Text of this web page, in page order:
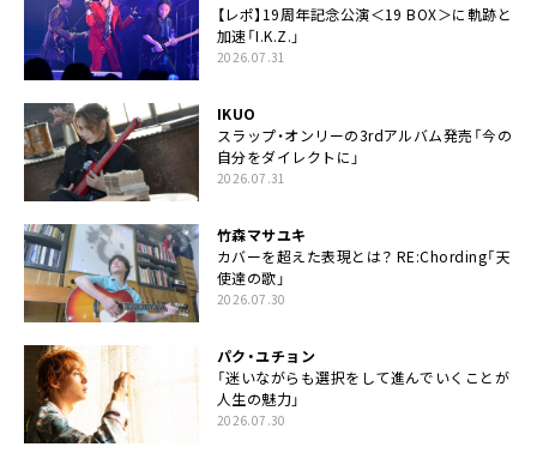
【レポ】19周年記念公演＜19 BOX＞に軌跡と
加速「I.K.Z.」
2026.07.31
IKUO
スラップ・オンリーの3rdアルバム発売「今の
自分をダイレクトに」
2026.07.31
竹森マサユキ
カバーを超えた表現とは？ RE:Chording「天
使達の歌」
2026.07.30
パク・ユチョン
「迷いながらも選択をして進んでいくことが
人生の魅力」
2026.07.30